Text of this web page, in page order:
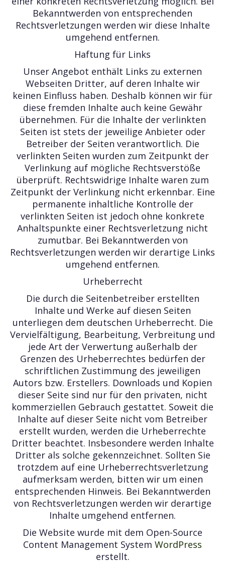
Bekanntwerden von entsprechenden
Rechtsverletzungen werden wir diese Inhalte
umgehend entfernen.
Haftung für Links
Unser Angebot enthält Links zu externen
Webseiten Dritter, auf deren Inhalte wir
keinen Einfluss haben. Deshalb können wir für
diese fremden Inhalte auch keine Gewähr
übernehmen. Für die Inhalte der verlinkten
Seiten ist stets der jeweilige Anbieter oder
Betreiber der Seiten verantwortlich. Die
verlinkten Seiten wurden zum Zeitpunkt der
Verlinkung auf mögliche Rechtsverstöße
überprüft. Rechtswidrige Inhalte waren zum
Zeitpunkt der Verlinkung nicht erkennbar. Eine
permanente inhaltliche Kontrolle der
verlinkten Seiten ist jedoch ohne konkrete
Anhaltspunkte einer Rechtsverletzung nicht
zumutbar. Bei Bekanntwerden von
Rechtsverletzungen werden wir derartige Links
umgehend entfernen.
Urheberrecht
Die durch die Seitenbetreiber erstellten
Inhalte und Werke auf diesen Seiten
unterliegen dem deutschen Urheberrecht. Die
Vervielfältigung, Bearbeitung, Verbreitung und
jede Art der Verwertung außerhalb der
Grenzen des Urheberrechtes bedürfen der
schriftlichen Zustimmung des jeweiligen
Autors bzw. Erstellers. Downloads und Kopien
dieser Seite sind nur für den privaten, nicht
kommerziellen Gebrauch gestattet. Soweit die
Inhalte auf dieser Seite nicht vom Betreiber
erstellt wurden, werden die Urheberrechte
Dritter beachtet. Insbesondere werden Inhalte
Dritter als solche gekennzeichnet. Sollten Sie
trotzdem auf eine Urheberrechtsverletzung
aufmerksam werden, bitten wir um einen
entsprechenden Hinweis. Bei Bekanntwerden
von Rechtsverletzungen werden wir derartige
Inhalte umgehend entfernen.
Die Website wurde mit dem Open-Source
Content Management System WordPress
erstellt.